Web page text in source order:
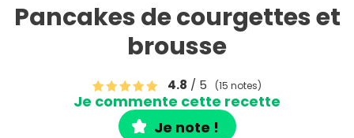
Pancakes de courgettes et
brousse
4.8 / 5 (15 notes)
Je commente cette recette
Je note !